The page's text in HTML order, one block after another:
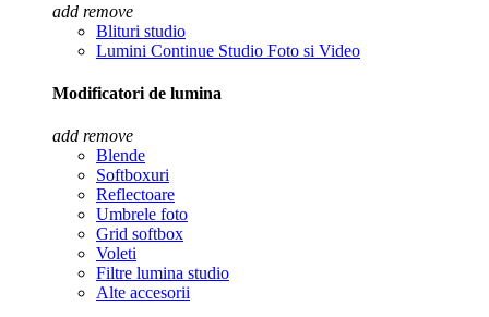
add remove
Blituri studio
Lumini Continue Studio Foto si Video
Modificatori de lumina
add remove
Blende
Softboxuri
Reflectoare
Umbrele foto
Grid softbox
Voleti
Filtre lumina studio
Alte accesorii